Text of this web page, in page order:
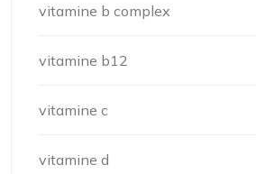
vitamine b complex
vitamine b12
vitamine c
vitamine d